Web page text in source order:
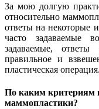
За мою долгую
относительно
ответы на некоторые
часто задаваемые
задаваемые,
правильное и
пластическая операция.
По каким критериям
маммопластики?